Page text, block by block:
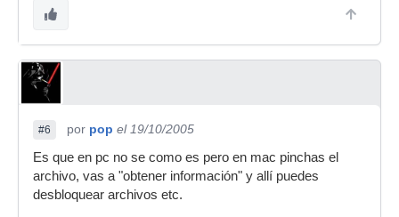
#6 por pop el 19/10/2005
Es que en pc no se como es pero en mac pinchas el
archivo, vas a "obtener información" y allí puedes
desbloquear archivos etc.